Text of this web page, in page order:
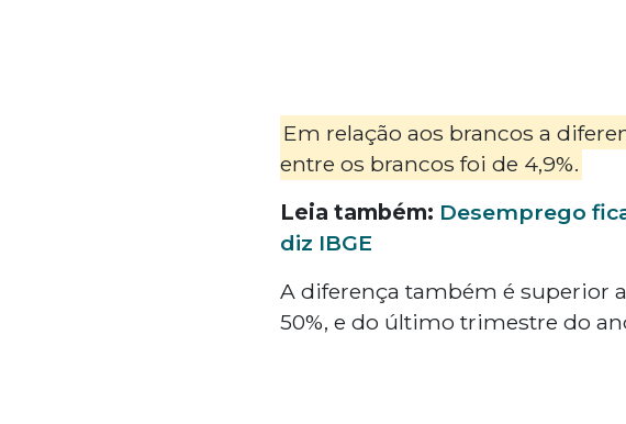
Em relação aos brancos a
entre os brancos foi de 4,9%.
Leia também: Desemprego
diz IBGE
A diferença também é superior
50%, e do último trimestre do